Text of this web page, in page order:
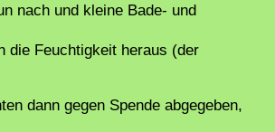
nach und kleine Bade- und
die Feuchtigkeit heraus (der
dann gegen Spende abgegeben,